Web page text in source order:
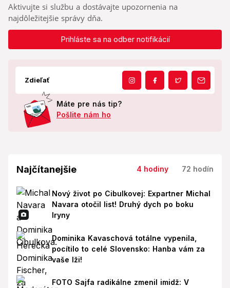
Aktivujte si službu a dostávajte upozornenia na
najdôležitejšie správy dňa.
Prihláste sa na odber notifikácií
Zdieľať
Máte pre nás tip?
Pošlite nám ho
Najčítanejšie 4 hodiny 72 hodín
Nový život po Cibulkovej: Expartner Michal
Navara otočil list! Druhý dych po boku
Iryny
Dominika Kavaschová totálne vypenila,
pocítilo to celé Slovensko: Hanba vám za
vaše lži!
FOTO Sajfa radikálne zmenil imidž: V